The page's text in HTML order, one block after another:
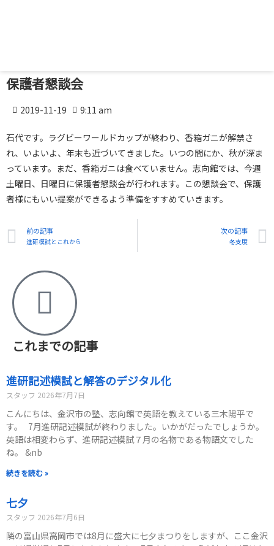
これまでの記事
進研記述模試と解答のデジタル化
スタッフ 2026年7月7日
こんにちは、金沢市の塾、志向館で英語を教えている三木陽平で
す。 7月進研記述模試が終わりました。いかがだったでしょうか。
英語は相変わらず、進研記述模試７月の名物である物語文でした
ね。 &nb
続きを読む »
七夕
スタッフ 2026年7月6日
隣の富山県高岡市では8月に盛大に七夕まつりをしますが、ここ金沢
保護者懇談会
2019-11-19 9:11 am
石代です。ラグビーワールドカップが終わり、香箱ガニが解禁さ
れ、いよいよ、年末も近づいてきました。いつの間にか、秋が深ま
っています。まだ、香箱ガニは食べていません。志向館では、今週
土曜日、日曜日に保護者懇談会が行われます。この懇談会で、保護
者様にもいい提案ができるよう準備をすすめていきます。
前の記事
進研模試とこれから
次の記事
冬支度